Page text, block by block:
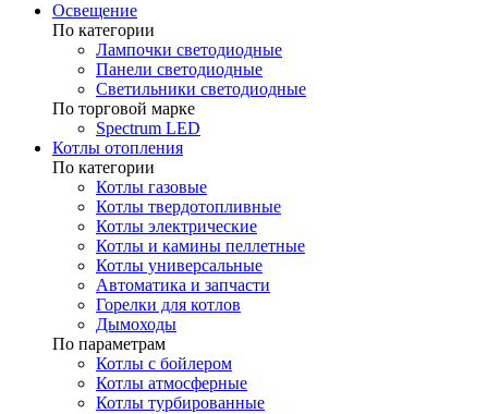
Освещение
По категории
Лампочки светодиодные
Панели светодиодные
Светильники светодиодные
По торговой марке
Spectrum LED
Котлы отопления
По категории
Котлы газовые
Котлы твердотопливные
Котлы электрические
Котлы и камины пеллетные
Котлы универсальные
Автоматика и запчасти
Горелки для котлов
Дымоходы
По параметрам
Котлы с бойлером
Котлы атмосферные
Котлы турбированные